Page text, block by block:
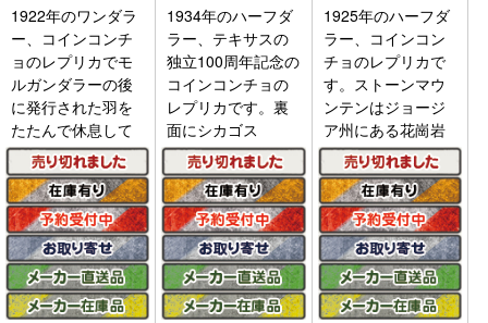
1922年のワンダラ
ー、コインコンチ
ョのレプリカでモ
ルガンダラーの後
に発行された羽を
たたんで休息して
1934年のハーフダ
ラー、テキサスの
独立100周年記念の
コインコンチョの
レプリカです。裏
面にシカゴス
1925年のハーフダ
ラー、コインコン
チョのレプリカで
す。ストーンマウ
ンテンはジョージ
ア州にある花崗岩